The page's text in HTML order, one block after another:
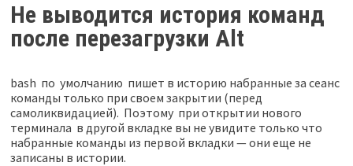
Не выводится история команд
после перезагрузки Alt
bash по умолчанию пишет в историю набранные за сеанс
команды только при своем закрытии (перед
самоликвидацией). Поэтому при открытии нового
терминала в другой вкладке вы не увидите только что
набранные команды из первой вкладки — они еще не
записаны в истории.